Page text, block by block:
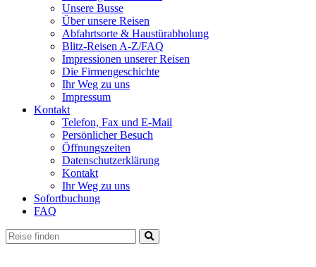
Unsere Busse
Über unsere Reisen
Abfahrtsorte & Haustürabholung
Blitz-Reisen A-Z/FAQ
Impressionen unserer Reisen
Die Firmengeschichte
Ihr Weg zu uns
Impressum
Kontakt
Telefon, Fax und E-Mail
Persönlicher Besuch
Öffnungszeiten
Datenschutzerklärung
Kontakt
Ihr Weg zu uns
Sofortbuchung
FAQ